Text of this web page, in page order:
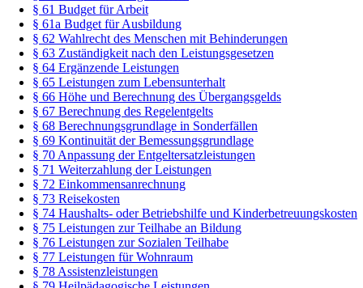
§ 61 Budget für Arbeit
§ 61a Budget für Ausbildung
§ 62 Wahlrecht des Menschen mit Behinderungen
§ 63 Zuständigkeit nach den Leistungsgesetzen
§ 64 Ergänzende Leistungen
§ 65 Leistungen zum Lebensunterhalt
§ 66 Höhe und Berechnung des Übergangsgelds
§ 67 Berechnung des Regelentgelts
§ 68 Berechnungsgrundlage in Sonderfällen
§ 69 Kontinuität der Bemessungsgrundlage
§ 70 Anpassung der Entgeltersatzleistungen
§ 71 Weiterzahlung der Leistungen
§ 72 Einkommensanrechnung
§ 73 Reisekosten
§ 74 Haushalts- oder Betriebshilfe und Kinderbetreuungskosten
§ 75 Leistungen zur Teilhabe an Bildung
§ 76 Leistungen zur Sozialen Teilhabe
§ 77 Leistungen für Wohnraum
§ 78 Assistenzleistungen